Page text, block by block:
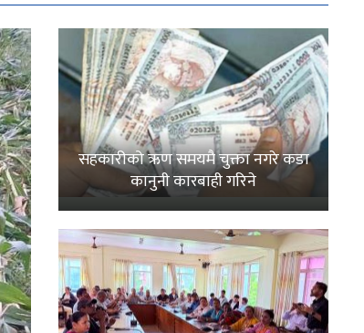
सहकारीको ऋण समयमै चुक्ता नगरे कडा
कानुनी कारबाही गरिने